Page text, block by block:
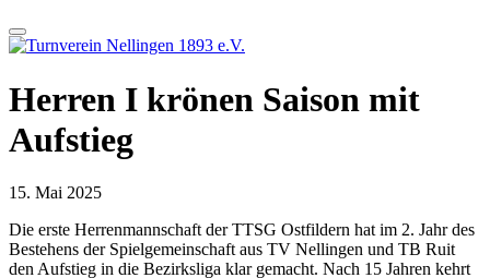
Herren I krönen Saison mit
Aufstieg
15. Mai 2025
Die erste Herrenmannschaft der TTSG Ostfildern hat im 2. Jahr des
Bestehens der Spielgemeinschaft aus TV Nellingen und TB Ruit
den Aufstieg in die Bezirksliga klar gemacht. Nach 15 Jahren kehrt